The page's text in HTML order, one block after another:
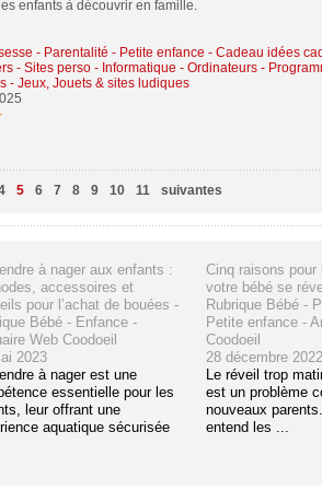
enfants à découvrir en famille.
- Parentalité - Petite enfance - Cadeau idées
- Sites perso- Informatique - Ordinateurs -
- Jeux, Jouets & sites ludiques
5 6 7 8 9 10 11 suivantes
à nager aux enfants :
accessoires et
pour l’achat de bouées -
Bébé - Enfance -
Web Coodoeil
2023
à nager est une
essentielle pour les
leur offrant une
aquatique sécurisée
Cinq raisons pour
votre bébé se
Rubrique Bébé -
Petite enfance -
Coodoeil
28 décembre 2022
Le réveil trop
est un problème
nouveaux
entend les ...